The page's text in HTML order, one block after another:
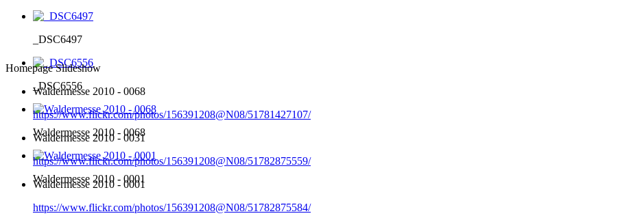
_DSC6497
_DSC6556
Waldermesse 2010 - 0068
Waldermesse 2010 - 0001
Homepage Slideshow
Waldermesse 2010 - 0068
https://www.flickr.com/photos/156391208@N08/51781427107/
Waldermesse 2010 - 0031
https://www.flickr.com/photos/156391208@N08/51782875559/
Waldermesse 2010 - 0001
https://www.flickr.com/photos/156391208@N08/51782875584/